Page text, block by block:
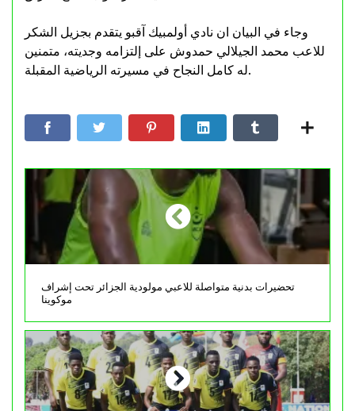
وجاء في البيان ان نادي أولمبيك آقبو يتقدم بجزيل الشكر
للاعب محمد الجيلالي حمدوش على إلتزامه وجديته، متمنين
له كامل النجاح في مسيرته الرياضية المقبلة.
تحضيرات بدنية متواصلة للاعبي مولودية الجزائر تحت إشراف
موكوينا